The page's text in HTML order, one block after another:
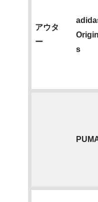
アウタ
ー
s